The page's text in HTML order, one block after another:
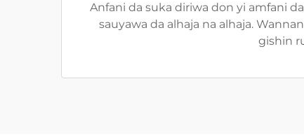
Anfani da suka diriwa don yi amfani
sauyawa da alhaja na alhaja.
gishin